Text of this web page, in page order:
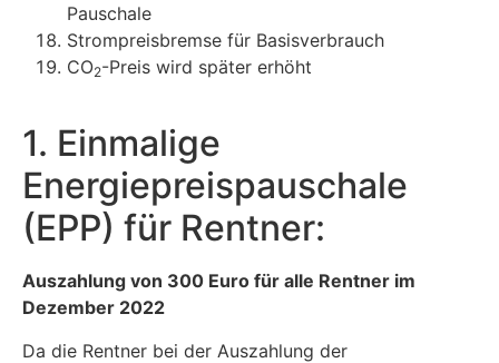
Pauschale
Strompreisbremse für Basisverbrauch
CO2-Preis wird später erhöht
1. Einmalige
Energiepreispauschale
(EPP) für Rentner:
Auszahlung von 300 Euro für alle Rentner im
Dezember 2022
Da die Rentner bei der Auszahlung der